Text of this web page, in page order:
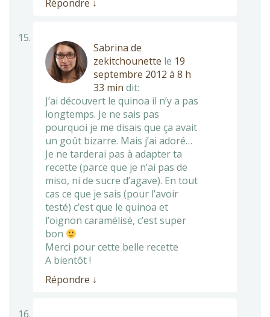
Répondre ↓
Sabrina de
zekitchounette le 19
septembre 2012 à 8 h
33 min dit:
J’ai découvert le quinoa il n’y a pas
longtemps. Je ne sais pas
pourquoi je me disais que ça avait
un goût bizarre. Mais j’ai adoré…
Je ne tarderai pas à adapter ta
recette (parce que je n’ai pas de
miso, ni de sucre d’agave). En tout
cas ce que je sais (pour l’avoir
testé) c’est que le quinoa et
l’oignon caramélisé, c’est super
bon
Merci pour cette belle recette
A bientôt !
Répondre ↓